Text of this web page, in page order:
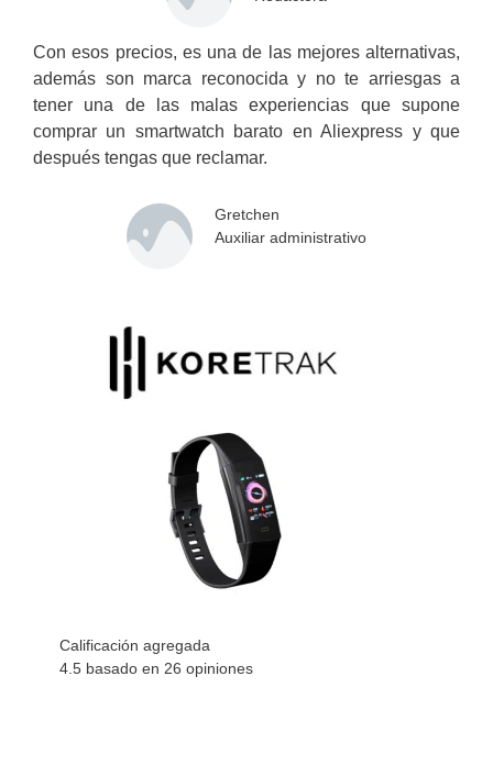
Con esos precios, es una de las mejores alternativas,
además son marca reconocida y no te arriesgas a
tener una de las malas experiencias que supone
comprar un smartwatch barato en Aliexpress y que
después tengas que reclamar.
Gretchen
Auxiliar administrativo
Calificación agregada
4.5 basado en26 opiniones